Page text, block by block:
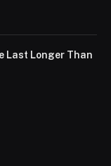
Last Longer Than